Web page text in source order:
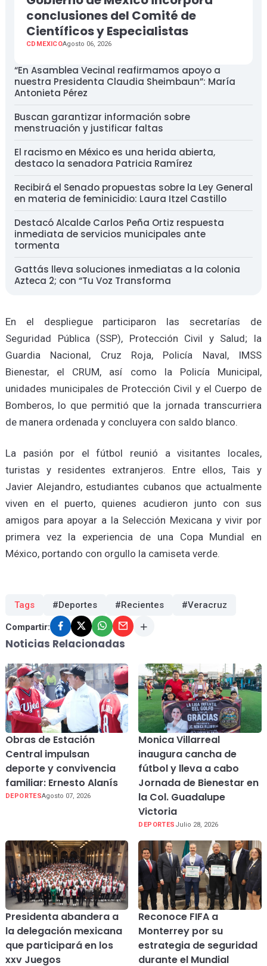
conclusiones del Comité de
Científicos y Especialistas
CDMEXICOAgosto 06, 2026
“En Asamblea Vecinal reafirmamos apoyo a
nuestra Presidenta Claudia Sheimbaun”: María
Antonieta Pérez
Buscan garantizar información sobre
menstruación y justificar faltas
El racismo en México es una herida abierta,
destaco la senadora Patricia Ramírez
Recibirá el Senado propuestas sobre la Ley General
en materia de feminicidio: Laura Itzel Castillo
Destacó Alcalde Carlos Peña Ortiz respuesta
inmediata de servicios municipales ante
tormenta
Gattás lleva soluciones inmediatas a la colonia
Azteca 2; con “Tu Voz Transforma
En el despliegue participaron las secretarías de
Seguridad Pública (SSP), Protección Civil y Salud; la
Guardia Nacional, Cruz Roja, Policía Naval, IMSS
Bienestar, el CRUM, así como la Policía Municipal,
unidades municipales de Protección Civil y el Cuerpo de
Bomberos, lo que permitió que la jornada transcurriera
de manera ordenada y concluyera con saldo blanco.
La pasión por el fútbol reunió a visitantes locales,
turistas y residentes extranjeros. Entre ellos, Tais y
Javier Alejandro, estudiantes cubanos que actualmente
viven en el puerto, quienes acudieron junto con sus
amigos para apoyar a la Selección Mexicana y vivir por
primera vez la experiencia de una Copa Mundial en
México, portando con orgullo la camiseta verde.
Tags #Deportes #Recientes #Veracruz
Compartir:
Noticias Relacionadas
Obras de Estación
Central impulsan
deporte y convivencia
familiar: Ernesto Alanís
DEPORTESAgosto 07, 2026
Monica Villarreal
inaugura cancha de
fútbol y lleva a cabo
Jornada de Bienestar en
la Col. Guadalupe
Victoria
DEPORTES Julio 28, 2026
Presidenta abandera a
la delegación mexicana
que participará en los
xxv Juegos
Reconoce FIFA a
Monterrey por su
estrategia de seguridad
durante el Mundial